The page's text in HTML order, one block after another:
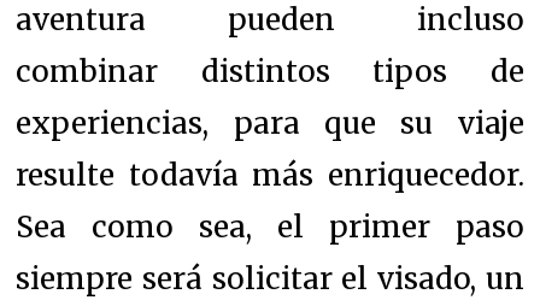
aventura pueden incluso
combinar distintos tipos de
experiencias, para que su viaje
resulte todavía más enriquecedor.
Sea como sea, el primer paso
siempre será solicitar el visado, un